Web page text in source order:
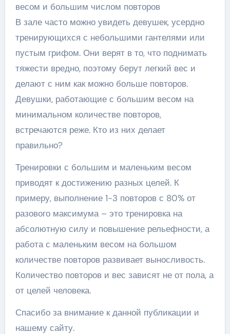
весом и большим числом повторов
В зале часто можно увидеть девушек, усердно
тренирующихся с небольшими гантелями или
пустым грифом. Они верят в то, что поднимать
тяжести вредно, поэтому берут легкий вес и
делают с ним как можно больше повторов.
Девушки, работающие с большим весом на
минимальном количестве повторов,
встречаются реже. Кто из них делает
правильно?
Тренировки с большим и маленьким весом
приводят к достижению разных целей. К
примеру, выполнение 1-3 повторов с 80% от
разового максимума – это тренировка на
абсолютную силу и повышение рельефности, а
работа с маленьким весом на большом
количестве повторов развивает выносливость.
Количество повторов и вес зависят не от пола, а
от целей человека.
Спасибо за внимание к данной публикации и
нашему сайту.